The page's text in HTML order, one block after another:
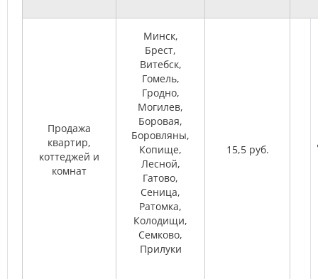
Продажа
квартир,
коттеджей и
комнат
Минск,
Брест,
Витебск,
Гомель,
Гродно,
Могилев,
Боровая,
Боровляны,
Копище,
Лесной,
Гатово,
Сеница,
Ратомка,
Колодищи,
Семково,
Прилуки
15,5 руб.